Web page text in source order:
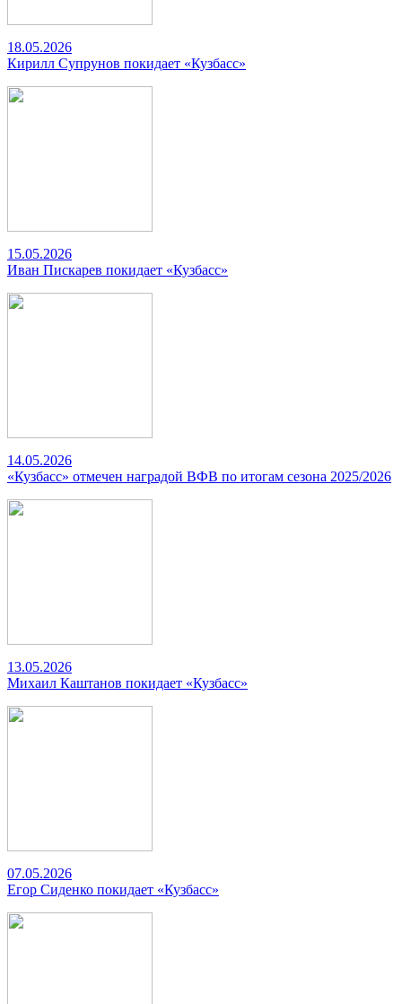
18.05.2026
Кирилл Супрунов покидает «Кузбасс»
15.05.2026
Иван Пискарев покидает «Кузбасс»
14.05.2026
«Кузбасс» отмечен наградой ВФВ по итогам сезона 2025/2026
13.05.2026
Михаил Каштанов покидает «Кузбасс»
07.05.2026
Егор Сиденко покидает «Кузбасс»